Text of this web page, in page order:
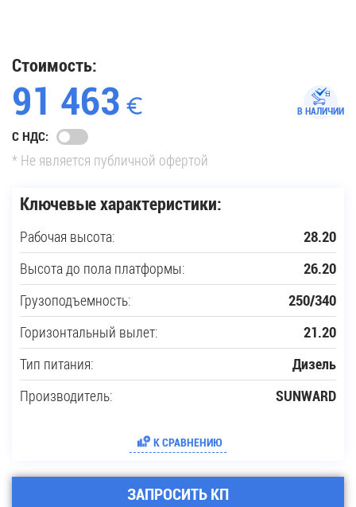
Купить новую технику
Сферы применения
Запчасти
Услуги
О компании
Контакты
Ключевые характеристики:
Рабочая высота: 28.20
Высота до пола платформы: 26.20
Грузоподъемность: 250/340
Горизонтальный вылет: 21.20
Тип питания: Дизель
Производитель: SUNWARD
К СРАВНЕНИЮ
ЗАПРОСИТЬ КП
Стоимость:
91 463 В НАЛИЧИИ
С НДС:
* Не является публичной офертой